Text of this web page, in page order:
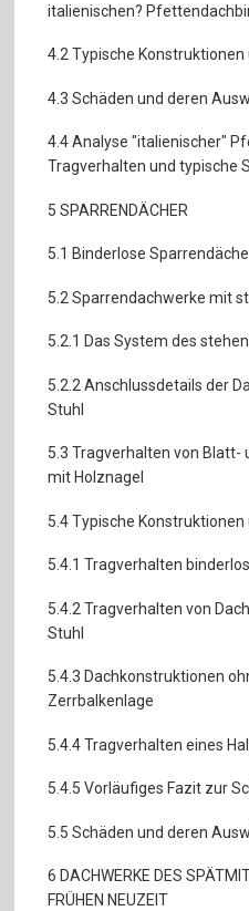
italienischen?
4.2 Typische
4.3 Schäden und deren
4.4 Analyse "italienischer"
Tragverhalten und typische
5 SPARRENDÄCHER
5.1 Binderlose
5.2 Sparrendachwerke mit
5.2.1 Das System des
5.2.2 Anschlussdetails der
Stuhl
5.3 Tragverhalten von
mit Holznagel
5.4 Typische
5.4.1 Tragverhalten
5.4.2 Tragverhalten von
Stuhl
5.4.3 Dachkonstruktionen
Zerrbalkenlage
5.4.4 Tragverhalten eines
5.4.5 Vorläufiges Fazit zur
5.5 Schäden und deren
6 DACHWERKE DES
FRÜHEN NEUZEIT